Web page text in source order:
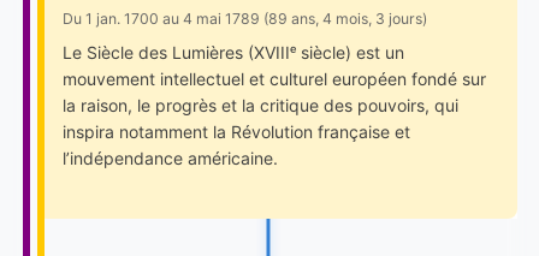
Du 1 jan. 1700 au 4 mai 1789 (89 ans, 4 mois, 3 jours)
Le Siècle des Lumières (XVIIIᵉ siècle) est un
mouvement intellectuel et culturel européen fondé sur
la raison, le progrès et la critique des pouvoirs, qui
inspira notamment la Révolution française et
l’indépendance américaine.